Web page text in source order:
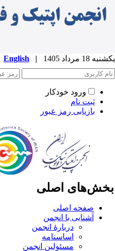
18 مرداد 1405 |
English
ورود خودکار
ثبت نام
بازیابی رمز عبور
اصلی
صفحه اصلی
آشنایی با انجمن
دربارۀ انجمن
اساسنامه
مسئولین انجمن